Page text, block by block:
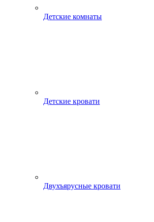
Детские комнаты
Детские кровати
Двухъярусные кровати